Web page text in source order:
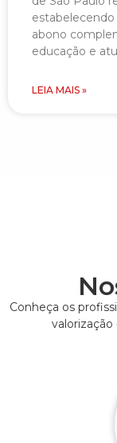
abono
educação e
LEIA MAIS »
Conheça os